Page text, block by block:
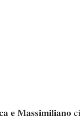
e Massimiliano